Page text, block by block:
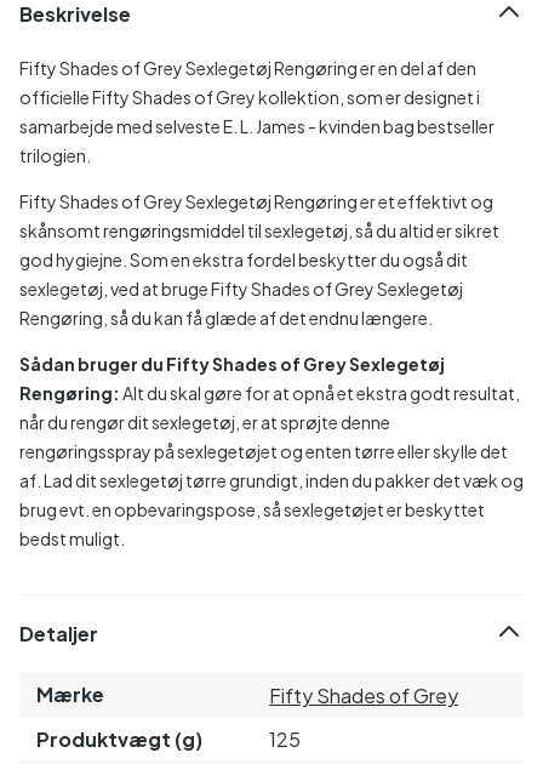
Beskrivelse
Fifty Shades of Grey Sexlegetøj Rengøring er en del af den
officielle Fifty Shades of Grey kollektion, som er designet i
samarbejde med selveste E. L. James - kvinden bag bestseller
trilogien.
Fifty Shades of Grey Sexlegetøj Rengøring er et effektivt og
skånsomt rengøringsmiddel til sexlegetøj, så du altid er sikret
god hygiejne. Som en ekstra fordel beskytter du også dit
sexlegetøj, ved at bruge Fifty Shades of Grey Sexlegetøj
Rengøring, så du kan få glæde af det endnu længere.
Sådan bruger du Fifty Shades of Grey Sexlegetøj
Rengøring: Alt du skal gøre for at opnå et ekstra godt resultat,
når du rengør dit sexlegetøj, er at sprøjte denne
rengøringsspray på sexlegetøjet og enten tørre eller skylle det
af. Lad dit sexlegetøj tørre grundigt, inden du pakker det væk og
brug evt. en opbevaringspose, så sexlegetøjet er beskyttet
bedst muligt.
Detaljer
Mærke
Fifty Shades of Grey
Produktvægt (g)
125